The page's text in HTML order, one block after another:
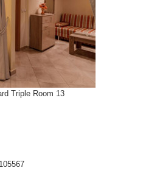
Triple Room 13